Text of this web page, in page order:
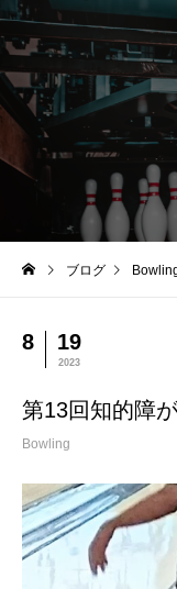
ブログ
8 19
2023
第13回知的障
Bowling